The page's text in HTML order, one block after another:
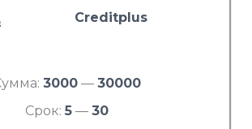
Creditplus
3000— 30000
Срок: 5— 30